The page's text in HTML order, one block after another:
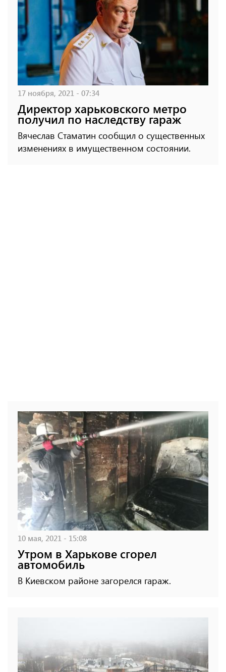
17 ноября, 2021 - 07:34
Директор харьковского метро
получил по наследству гараж
Вячеслав Стаматин сообщил о существенных
изменениях в имущественном состоянии.
10 мая, 2021 - 15:08
Утром в Харькове сгорел
автомобиль
В Киевском районе загорелся гараж.